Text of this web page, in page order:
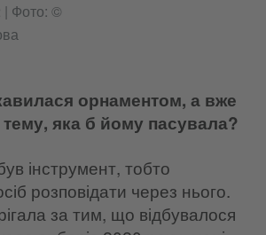
| Фото: ©
орнаментом, а вже
яка б йому пасувала?
інструмент, тобто
розповідати через нього.
за тим, що відбувалося